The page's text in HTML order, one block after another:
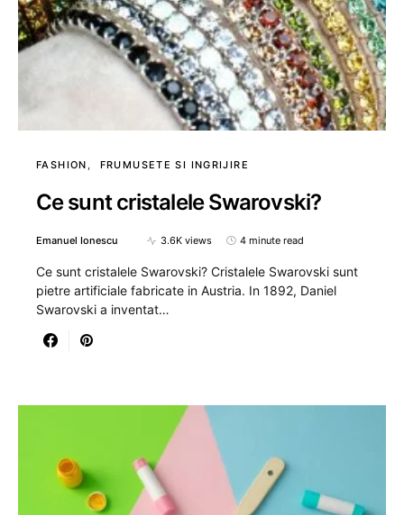
FASHION FRUMUSETE SI INGRIJIRE
Ce sunt cristalele Swarovski?
Emanuel Ionescu 3.6K views 4 minute read
Ce sunt cristalele Swarovski? Cristalele Swarovski sunt
pietre artificiale fabricate in Austria. In 1892, Daniel
Swarovski a inventat…